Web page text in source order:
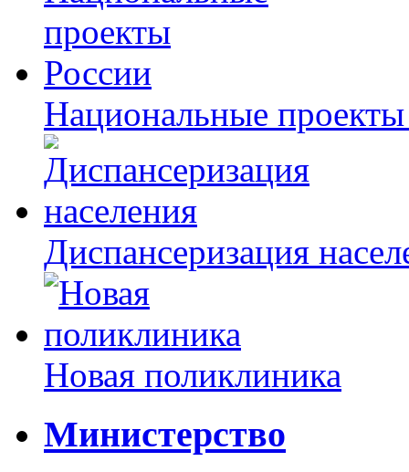
Национальные
Диспансеризация
Новая поликлиника
Министерство